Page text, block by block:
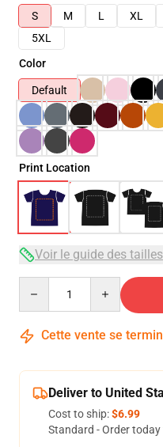
S
M L XL
5XL
Color
Default
Print Location
Voir le guide des tailles
Cette vente se
Deliver to United
Cost to ship:$6.99
Standard - Order